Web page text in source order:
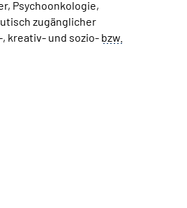
Psychoonkologie,
zugänglicher
kreativ- und sozio- bzw.